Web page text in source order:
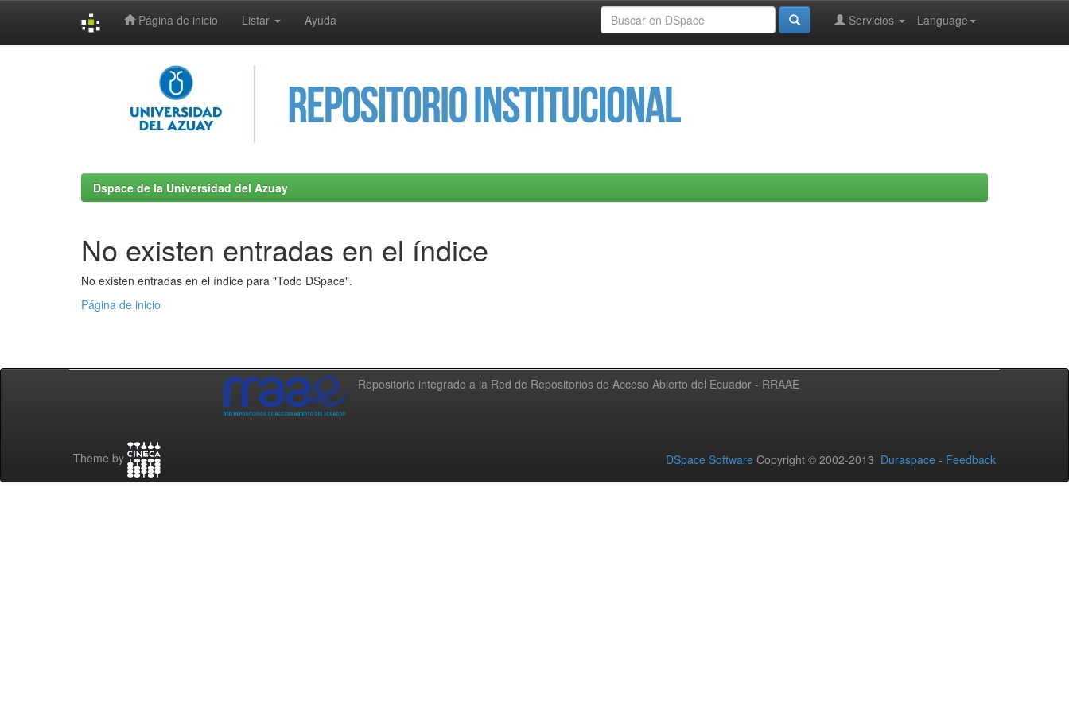
Página de inicio Listar Ayuda Language
Servicios
Dspace de la Universidad del Azuay
No existen entradas en el índice
No existen entradas en el índice para "Todo DSpace".
Página de inicio
Repositorio integrado a la Red de Repositorios de Acceso Abierto del Ecuador - RRAAE
Theme by DSpace Software Copyright © 2002-2013 Duraspace - Feedback